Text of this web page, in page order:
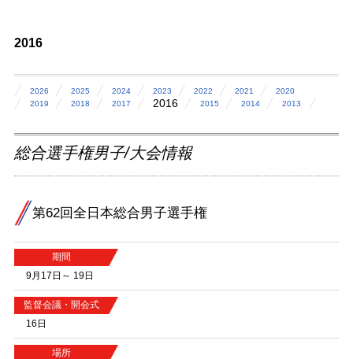
2016
2026 2025 2024 2023 2022 2021
2020
2019
2018 2017 2016 2015 2014 2013
総合選手権男子/大会情報
第62回全日本総合男子選手権
期間
9月17日～ 19日
監督会議・開会式
16日
場所